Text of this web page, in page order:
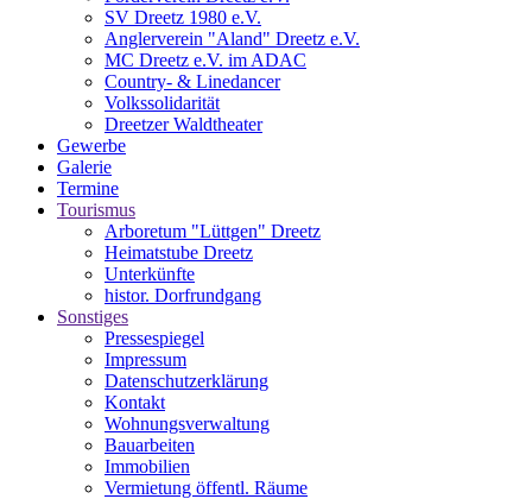
SV Dreetz 1980 e.V.
Anglerverein "Aland" Dreetz e.V.
MC Dreetz e.V. im ADAC
Country- & Linedancer
Volkssolidarität
Dreetzer Waldtheater
Gewerbe
Galerie
Termine
Tourismus
Arboretum "Lüttgen" Dreetz
Heimatstube Dreetz
Unterkünfte
histor. Dorfrundgang
Sonstiges
Pressespiegel
Impressum
Datenschutzerklärung
Kontakt
Wohnungsverwaltung
Bauarbeiten
Immobilien
Vermietung öffentl. Räume